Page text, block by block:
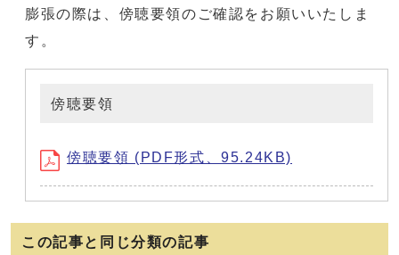
膨張の際は、傍聴要領のご確認をお願いいたしま
す。
傍聴要領
傍聴要領 (PDF形式、95.24KB)
この記事と同じ分類の記事